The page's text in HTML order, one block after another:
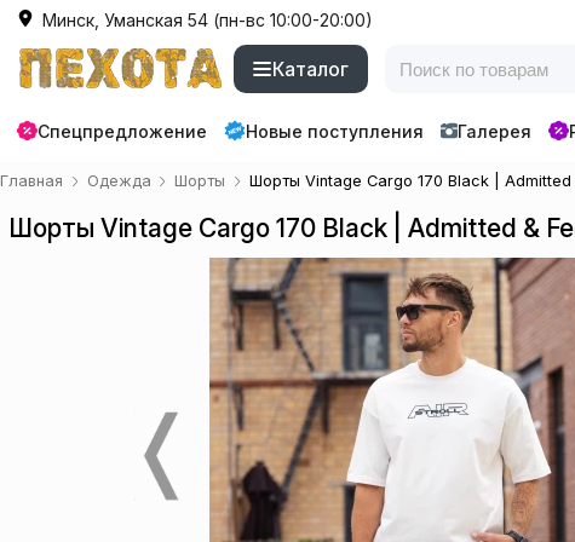
Минск, Уманская 54 (пн-вс 10:00-20:00)
Каталог
Спецпредложение Новые поступления Галерея
Главная Одежда Шорты Шорты Vintage Cargo 170 Black | Admitted
Шорты Vintage Cargo 170 Black | Admitted &